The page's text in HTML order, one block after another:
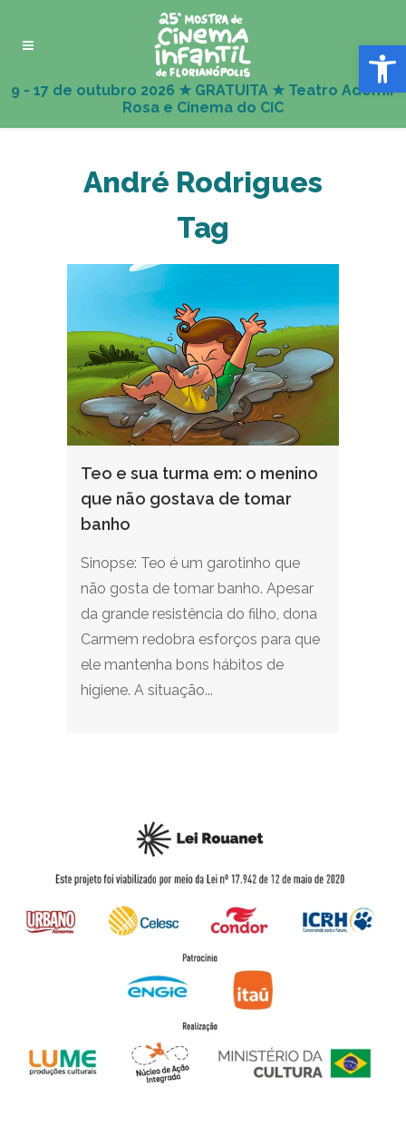
Abrir
André Rodrigues
Tag
Teo e sua turma em: o menino
que não gostava de tomar
banho
Sinopse: Teo é um garotinho que
não gosta de tomar banho. Apesar
da grande resistência do filho, dona
Carmem redobra esforços para que
ele mantenha bons hábitos de
higiene. A situação...